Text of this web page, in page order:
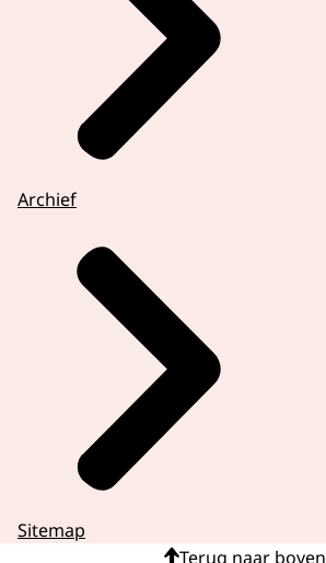
Archief
Sitemap
Terug naar boven